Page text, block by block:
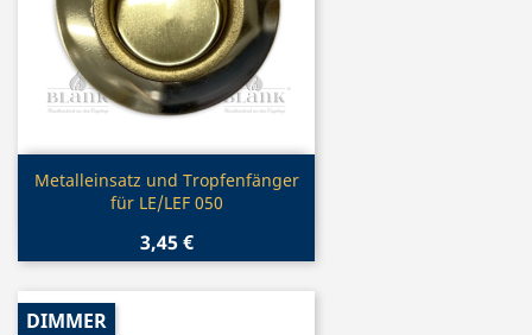
Vorschau
Metalleinsatz und Tropfenfänger
für LE/LEF 050
3,45 €
DIMMER